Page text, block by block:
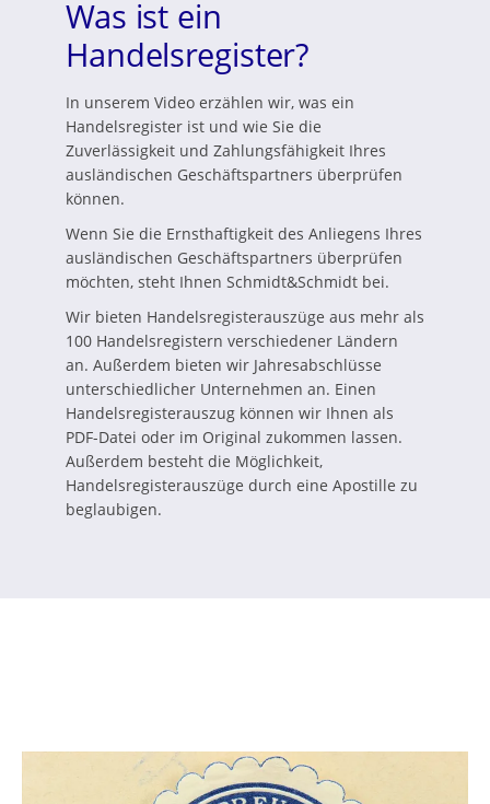
Was ist ein
Handelsregister?
In unserem Video erzählen wir, was ein
Handelsregister ist und wie Sie die
Zuverlässigkeit und Zahlungsfähigkeit Ihres
ausländischen Geschäftspartners überprüfen
können.
Wenn Sie die Ernsthaftigkeit des Anliegens Ihres
ausländischen Geschäftspartners überprüfen
möchten, steht Ihnen Schmidt&Schmidt bei.
Wir bieten Handelsregisterauszüge aus mehr als
100 Handelsregistern verschiedener Ländern
an. Außerdem bieten wir Jahresabschlüsse
unterschiedlicher Unternehmen an. Einen
Handelsregisterauszug können wir Ihnen als
PDF-Datei oder im Original zukommen lassen.
Außerdem besteht die Möglichkeit,
Handelsregisterauszüge durch eine Apostille zu
beglaubigen.